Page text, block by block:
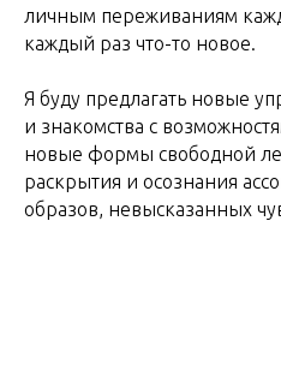
личным переживаниям
каждый раз что-то новое.
Я буду предлагать новые
и знакомства с
новые формы свободной
раскрытия и осознания
образов, невысказанных